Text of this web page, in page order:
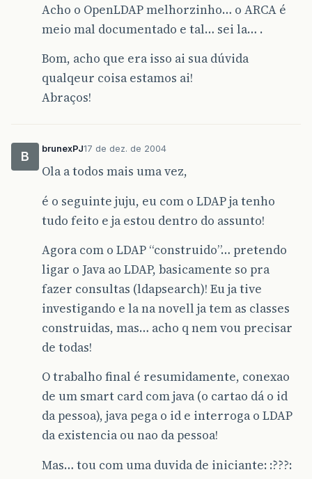
Acho o OpenLDAP melhorzinho… o ARCA é
meio mal documentado e tal… sei la… .
Bom, acho que era isso ai sua dúvida
qualqeur coisa estamos ai!
Abraços!
B
brunexPJ17 de dez. de 2004
Ola a todos mais uma vez,
é o seguinte juju, eu com o LDAP ja tenho
tudo feito e ja estou dentro do assunto!
Agora com o LDAP “construido”… pretendo
ligar o Java ao LDAP, basicamente so pra
fazer consultas (ldapsearch)! Eu ja tive
investigando e la na novell ja tem as classes
construidas, mas… acho q nem vou precisar
de todas!
O trabalho final é resumidamente, conexao
de um smart card com java (o cartao dá o id
da pessoa), java pega o id e interroga o LDAP
da existencia ou nao da pessoa!
Mas… tou com uma duvida de iniciante: :???: